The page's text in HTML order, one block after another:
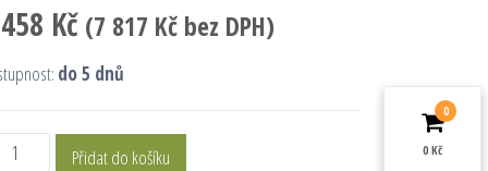
Kč (7 817 Kčbez DPH)
do 5 dnů
Přidat do košíku
0
0 Kč